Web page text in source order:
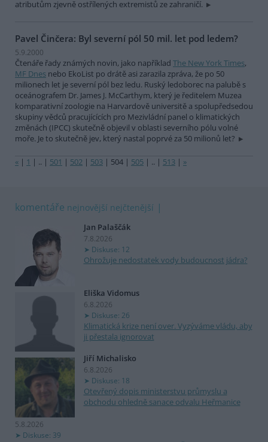
atributům zjevně ostřílených extremistů ze zahraničí.
Pavel Činčera: Byl severní pól 50 mil. let pod ledem?
5.9.2000
Čtenáře řady známých novin, jako například The New York Times,
MF Dnes nebo EkoList po drátě asi zarazila zpráva, že po 50
milionech let je severní pól bez ledu. Ruský ledoborec na palubě s
oceánografem Dr. James J. McCarthym, který je ředitelem Muzea
komparativní zoologie na Harvardově universitě a spolupředsedou
skupiny vědců pracujícících pro Mezivládní panel o klimatických
změnách (IPCC) skutečně objevil v oblasti severního pólu volné
moře. Je to skutečně jev, který nastal poprvé za 50 milionů let?
« | 1 | .. | 501 | 502 | 503 | 504 | 505 | .. | 513 | »
komentáře nejnovější nejčtenější
Jan Palaščák
7.8.2026
Diskuse: 12
Ohrožuje nedostatek vody budoucnost jádra?
Eliška Vidomus
6.8.2026
Diskuse: 26
Klimatická krize není over. Vyzýváme vládu, aby
ji přestala ignorovat
Jiří Michalisko
6.8.2026
Diskuse: 18
Otevřený dopis ministerstvu průmyslu a
obchodu ohledně sanace odvalu Heřmanice
5.8.2026
Diskuse: 39